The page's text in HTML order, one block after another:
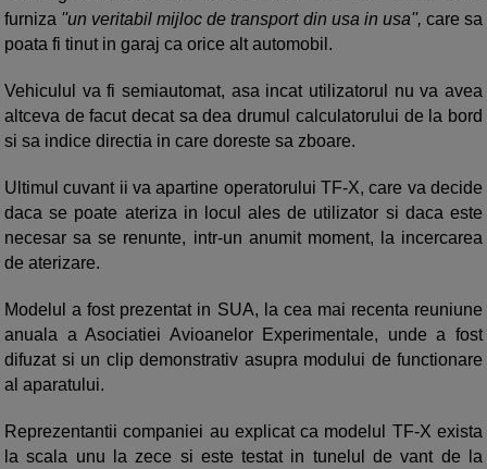
furniza ''un veritabil mijloc de transport din usa in usa'', care sa
poata fi tinut in garaj ca orice alt automobil.
Vehiculul va fi semiautomat, asa incat utilizatorul nu va avea
altceva de facut decat sa dea drumul calculatorului de la bord
si sa indice directia in care doreste sa zboare.
Ultimul cuvant ii va apartine operatorului TF-X, care va decide
daca se poate ateriza in locul ales de utilizator si daca este
necesar sa se renunte, intr-un anumit moment, la incercarea
de aterizare.
Modelul a fost prezentat in SUA, la cea mai recenta reuniune
anuala a Asociatiei Avioanelor Experimentale, unde a fost
difuzat si un clip demonstrativ asupra modului de functionare
al aparatului.
Reprezentantii companiei au explicat ca modelul TF-X exista
la scala unu la zece si este testat in tunelul de vant de la